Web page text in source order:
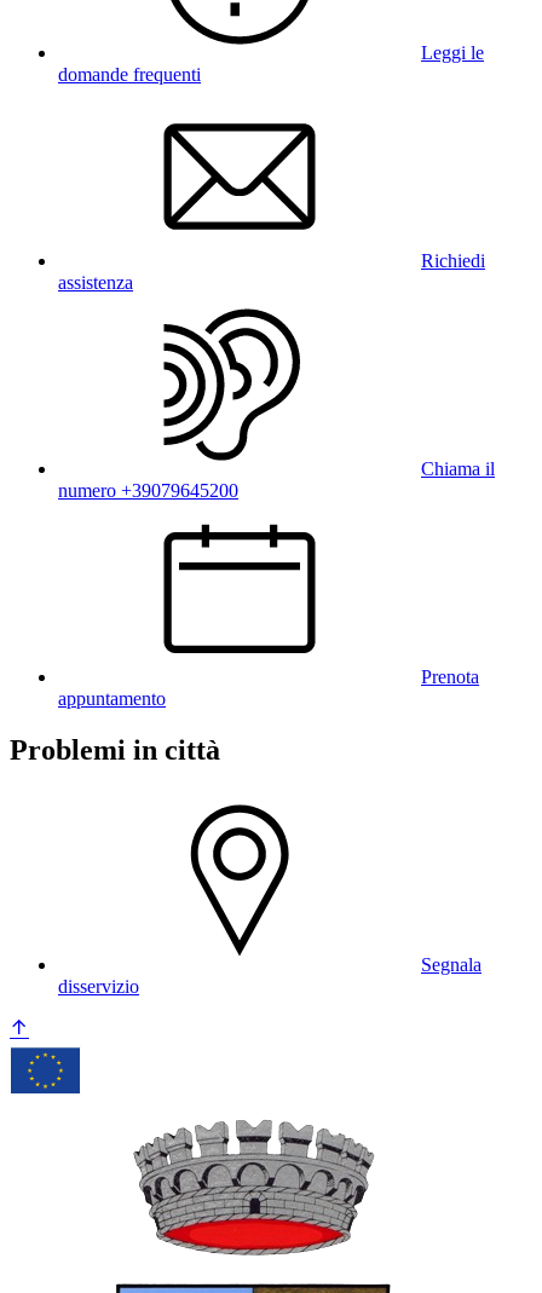
Leggi le
domande frequenti
Richiedi
assistenza
Chiama il
numero +39079645200
Prenota
appuntamento
Problemi in città
Segnala
disservizio